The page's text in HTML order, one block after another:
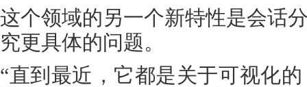
这个领域的另一个新特性是会话
究更具体的问题。
“直到最近，它都是关于可视化的